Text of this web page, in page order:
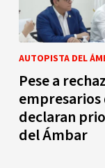
AUTOPISTA DEL
Pese a
declaran
del Ámbar